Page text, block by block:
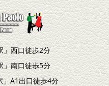
」西口徒歩2分
」南口徒歩5分
」A1出口徒歩4分